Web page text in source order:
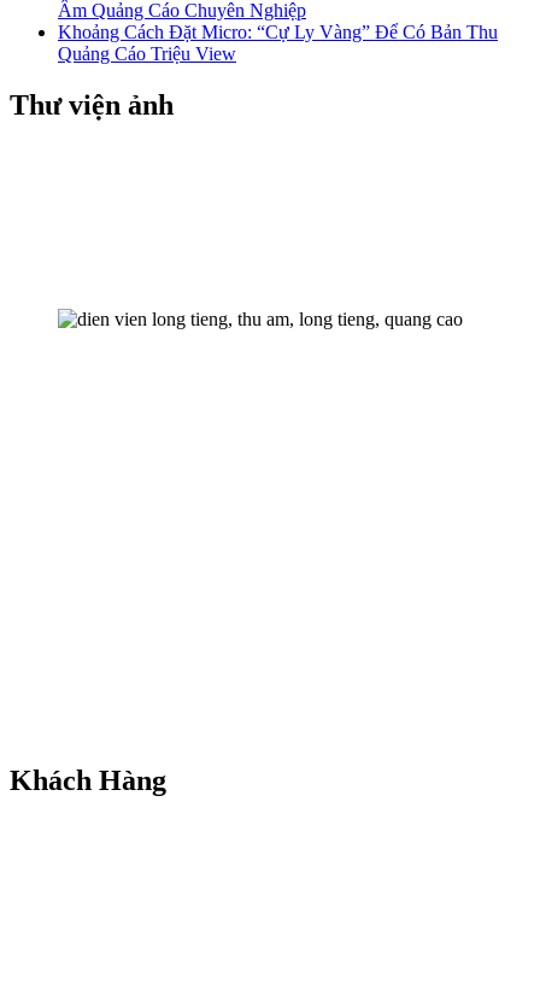
Âm Quảng Cáo Chuyên Nghiệp
Khoảng Cách Đặt Micro: “Cự Ly Vàng” Để Có Bản Thu
Quảng Cáo Triệu View
Thư viện ảnh
Khách Hàng